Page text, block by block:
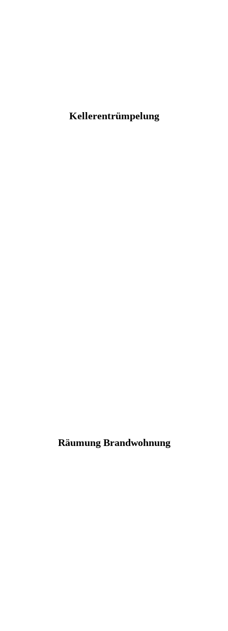
Kellerentrümpelung
Räumung Brandwohnung